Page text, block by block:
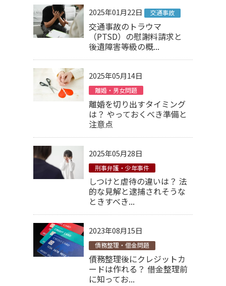
2025年01月22日 交通事故
交通事故のトラウマ
（PTSD）の慰謝料請求と
後遺障害等級の概...
2025年05月14日
離婚・男女問題
離婚を切り出すタイミング
は？ やっておくべき準備と
注意点
2025年05月28日
刑事弁護・少年事件
しつけと虐待の違いは？ 法
的な見解と逮捕されそうな
ときすべき...
2023年08月15日
債務整理・借金問題
債務整理後にクレジットカ
ードは作れる？ 借金整理前
に知ってお...